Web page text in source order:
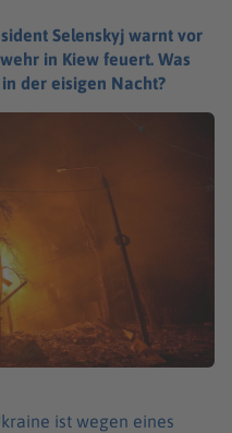
Selenskyj warnt vor
in Kiew feuert. Was
der eisigen Nacht?
ist wegen eines